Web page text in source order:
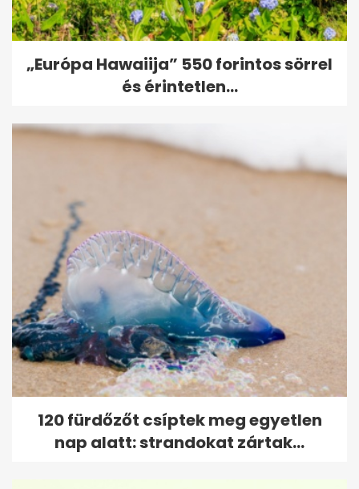
„Európa Hawaiija” 550 forintos sörrel
és érintetlen...
120 fürdőzőt csíptek meg egyetlen
nap alatt: strandokat zártak...